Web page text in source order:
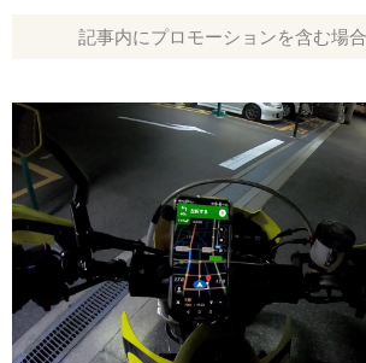
記事内にプロモーションを含む場合